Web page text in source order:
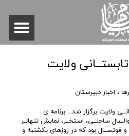
ولایت
، اخبار دبیرستان
ولایت برگزار شد... برنامه ی
ساحلــی، استخــر، نمایش تنهاتـر
فوتســال بود که در روزهای یکشنبه و